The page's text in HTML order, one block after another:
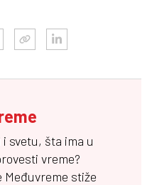
svetu, šta ima u
vreme?
Međuvreme stiže